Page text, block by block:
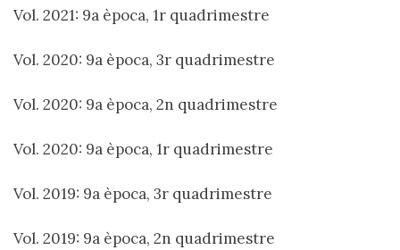
Vol. 2021: 9a època, 1r quadrimestre
Vol. 2020: 9a època, 3r quadrimestre
Vol. 2020: 9a època, 2n quadrimestre
Vol. 2020: 9a època, 1r quadrimestre
Vol. 2019: 9a època, 3r quadrimestre
Vol. 2019: 9a època, 2n quadrimestre